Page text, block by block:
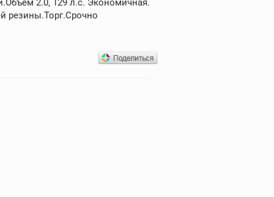
2.0, 129 л.с. Экономичная.
резины.Торг.Срочно